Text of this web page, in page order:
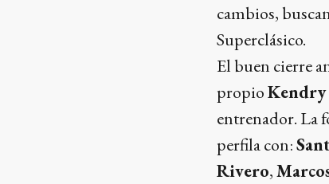
cambios,
Superclásico.
El buen cierre
propioKendry
entrenador. La
perfila con:
Rivero,